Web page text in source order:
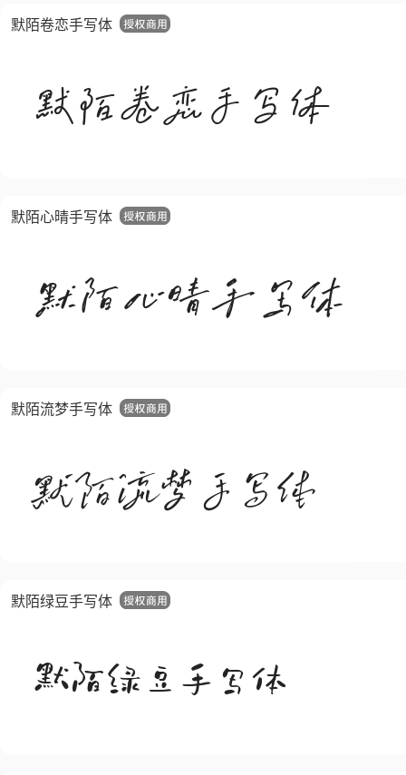
默陌卷恋手写体
默陌心晴手写体
默陌流梦手写体
默陌绿豆手写体